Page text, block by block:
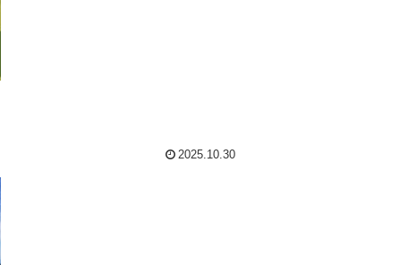
2025.10.30